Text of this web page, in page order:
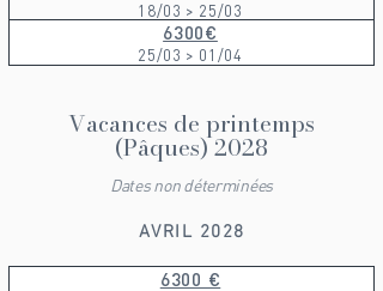
18/03 > 25/03
6300€
25/03 > 01/04
Vacances de printemps
(Pâques) 2028
Dates non déterminées
AVRIL 2028
6300 €